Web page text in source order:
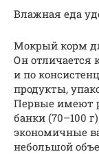
Влажная еда
Мокрый корм
Он отличается
и по
продукты,
Первые имеют
банки (70–100
экономичные
небольшой